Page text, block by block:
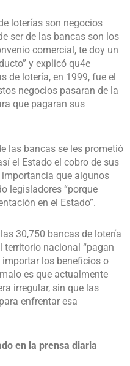
loterías son negocios
ser de las bancas son los
comercial, te doy un
y explicó qu4e
de lotería, en 1999, fue el
negocios pasaran de la
que pagaran sus
las bancas se les prometió
el Estado el cobro de sus
que algunos
legisladores “porque
en el Estado”.
30,750 bancas de lotería
territorio nacional “pagan
los beneficios o
es que actualmente
irregular, sin que las
enfrentar esa
en la prensa diaria